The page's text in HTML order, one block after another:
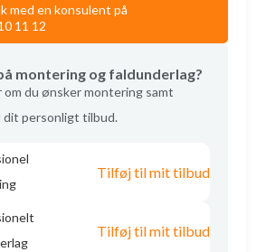
med en konsulent på
11 12
montering og faldunderlag?
du ønsker montering samt
dit personligt tilbud.
Tilføj til mit tilbud
Tilføj til mit tilbud